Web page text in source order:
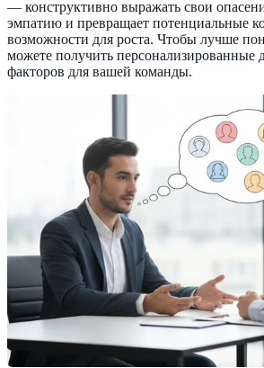
— конструктивно выражать свои
эмпатию и превращает потенциальные
возможности для роста. Чтобы лучше
можете получить
факторов для вашей команды.